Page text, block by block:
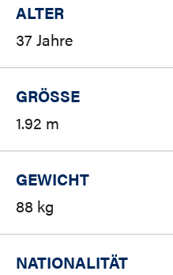
ALTER
37 Jahre
GRÖSSE
1.92 m
GEWICHT
88 kg
NATIONALITÄT